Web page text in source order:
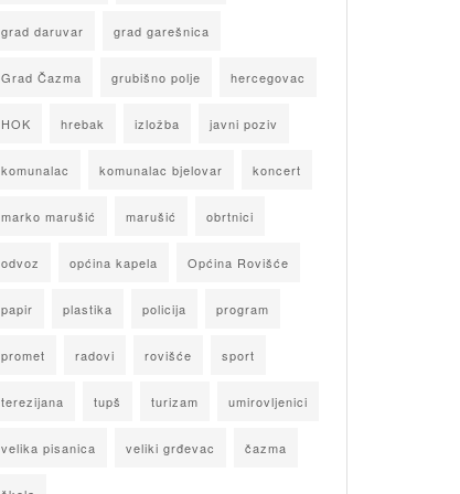
grad daruvar grad garešnica
Grad Čazma grubišno polje hercegovac
HOK hrebak izložba javni poziv
komunalac komunalac bjelovar koncert
marko marušić marušić obrtnici
odvoz općina kapela Općina Rovišće
papir plastika policija program
promet radovi rovišće sport
terezijana tupš turizam umirovljenici
velika pisanica veliki grđevac čazma